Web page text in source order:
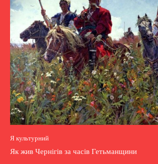
Я культурний
Як жив Чернігів за часів Гетьманщини